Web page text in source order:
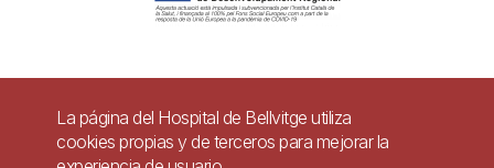
Pie
Contacto
La página del Hospital de Bellvitge utiliza
cookies propias y de terceros para mejorar la